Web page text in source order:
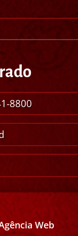
8800
Web